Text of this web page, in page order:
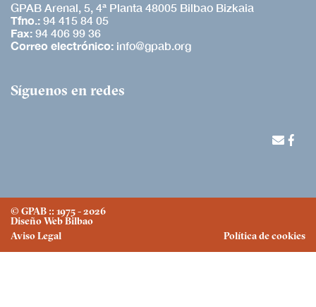
GPAB Arenal, 5, 4ª Planta 48005 Bilbao Bizkaia
Tfno.: 94 415 84 05
Fax: 94 406 99 36
Correo electrónico: info@gpab.org
Síguenos en redes
© GPAB :: 1975 - 2026
Diseño Web Bilbao
Aviso Legal
Política de cookies